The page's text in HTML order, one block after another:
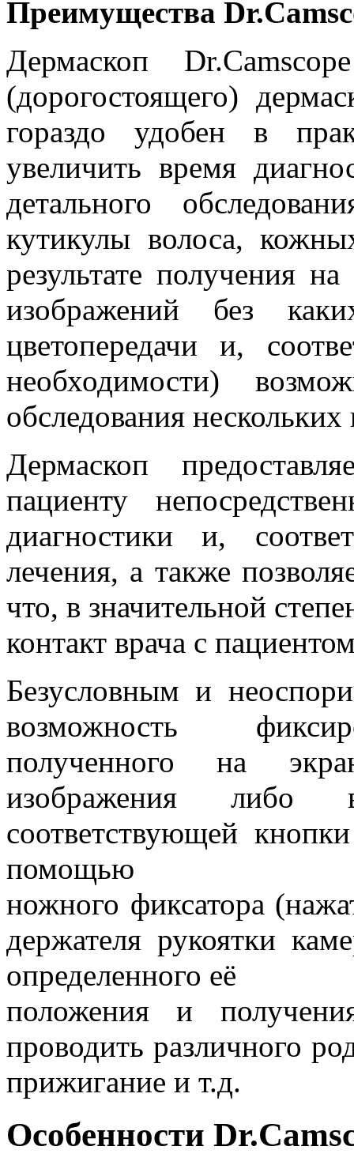
Преимущества
Дермаскоп
(дорогостоящего)
гораздо удобен в
увеличить время
детального
кутикулы волоса,
результате получения
изображений без
цветопередачи и,
необходимости)
обследования
Дермаскоп
пациенту
диагностики и,
лечения, а также
что, в значительной
контакт врача с
Безусловным и
возможность
полученного на
изображения либо
соответствующей
помощью
ножного фиксатора
держателя рукоятки
определенного её
положения и
проводить различного
прижигание и т.д.
Особенности